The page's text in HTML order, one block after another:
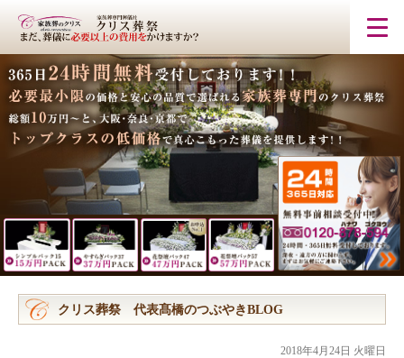
クリス葬祭 代表髙橋のつぶやきBLOG
2018年4月24日 火曜日